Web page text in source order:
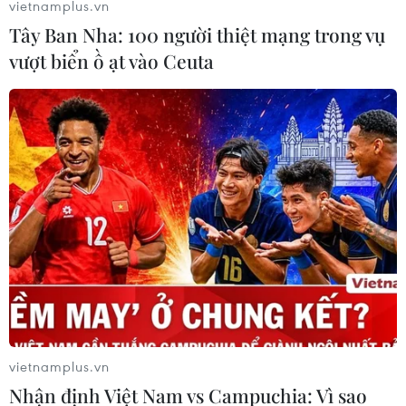
Triển khai mô hình tầm soát phát hiện
sớm ung thư bằng AI ở Việt Nam
13/01/2024 13:14
NURA là mô hình tầm soát nhanh chóng, chính xác, ứng
dụng trí tuệ nhân tạo trong phát hiện sớm ung thư và
các bệnh lối sống.
vietnamplus.vn
Tây Ban Nha: 100 người thiệt mạng trong vụ
vượt biển ồ ạt vào Ceuta
vietnamplus.vn
Nhận định Việt Nam vs Campuchia: Vì sao